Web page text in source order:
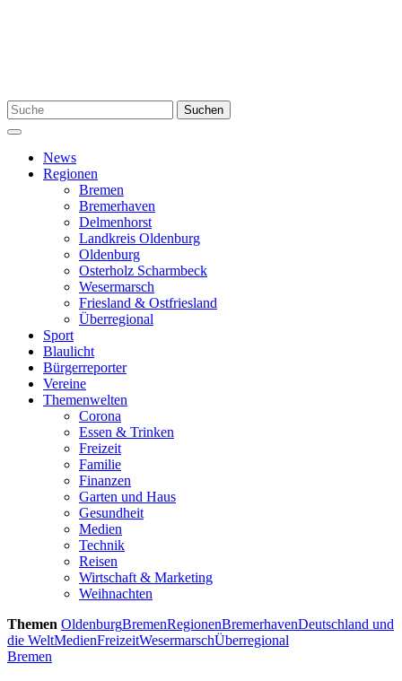
Suchen
nach:
Suchen
Menü
News
Regionen
Bremen
Bremerhaven
Delmenhorst
Landkreis Oldenburg
Oldenburg
Osterholz Scharmbeck
Wesermarsch
Friesland & Ostfriesland
Überregional
Sport
Blaulicht
Bürgerreporter
Vereine
Themenwelten
Corona
Essen & Trinken
Freizeit
Familie
Finanzen
Garten und Haus
Gesundheit
Medien
Technik
Reisen
Wirtschaft & Marketing
Weihnachten
Themen OldenburgBremenRegionenBremerhavenDeutschland und
die WeltMedienFreizeitWesermarschÜberregional
Bremen